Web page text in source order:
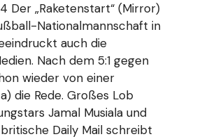
Der „Raketenstart“ (Mirror)
Nationalmannschaft in
auch die
Nach dem 5:1 gegen
wieder von einer
die Rede. Großes Lob
Jamal Musiala und
Daily Mail schreibt